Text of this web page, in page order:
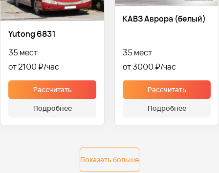
Yutong 6831
35 мест
от 2100 ₽
Рассчитать
Подробнее
КАВЗ Аврора (белый)
35 мест
от 3000 ₽
Рассчитать
Подробнее
Показать больше